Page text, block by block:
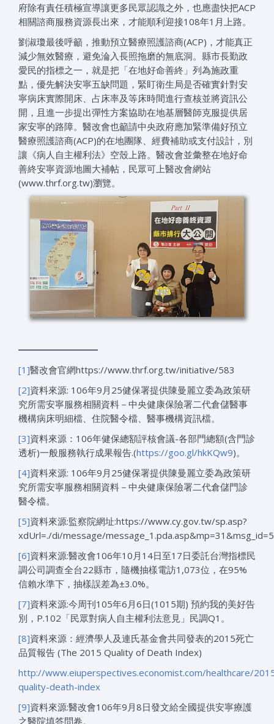
府除有責任積極宣導讓更多民眾認識之外，也應盡快把ACP
相關諮商服務資源長出來，才能順利迎接108年1月上路。
劉淑瓊最後呼籲，推動預立醫療照護諮商(ACP)，才能真正
減少無效醫療，避免淪入長照拖磨的無底洞。縣市長勤政
愛民的指標之一，就是把「在地好命善終」列為施政重
點，優先解決安寧五缺問題，緊盯衛生局是否確實針對安
寧病床實際開床、占床率及等床時間進行查核並將資訊公
開，且進一步提出彈性方案協助在地基層醫師克服提供居
家安寧的路障。醫改會也籲請中央政府應加緊準備好預立
醫療照護諮商(ACP)的在地團隊、經費補助或支付設計，別
讓《病人自主權利法》空殼上路。醫改會並彙整在地好命
善終安寧資源地圖大補帖，民眾可上醫改會網站
(www.thrf.org.tw)瀏覽。
[1]醫改會官網https://www.thrf.org.tw/initiative/583
[2]資料來源: 106年9月25健保署提供陳曼麗立委為政策研
究所需安寧服務相關資料－中央健康保險署二代倉儲醫事
機構病床明細檔、住院醫令檔、醫事機構資訊檔。
[3]資料來源：106年健保總額評核會議-各部門總額(含門診
透析)一般服務執行成果報告.(https://goo.gl/hkKQw9)。
[4]資料來源: 106年9月25健保署提供陳曼麗立委為政策研
究所需安寧服務相關資料－中央健康保險署二代倉儲門診
醫令檔。
[5]資料來源:監察院網址:https://www.cy.gov.tw/sp.asp?
xdUrl=./di/message/
[6]資料來源:醫改會106年10月14日至17日委託台灣指標民
調公司調查全台22縣市，隨機抽樣電訪1,073位，在95%
信賴水準下，抽樣誤差為±3.0%。
[7]資料來源:今周刊105年6月6日(1015期) 預約我的美好告
別，P.102「民眾對病人自主權利法意見」民調Q1。
[8]資料來源：經濟學人及連氏基金會共同發表的2015死亡
品質報告 (The 2015 Quality of Death Index)
http://www.eiuperspectives.economist.com/healthcare/
quality-death-index
[9]資料來源:醫改會106年9月8日發文給全國提供安寧療護
之醫院填答問卷。